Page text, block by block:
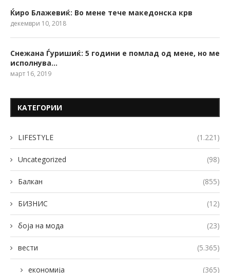
Ќиро Блажевиќ: Во мене тече македонска крв
декември 10, 2018
Снежана Ѓуришиќ: 5 години е помлад од мене, но ме
исполнува…
март 16, 2019
КАТЕГОРИИ
LIFESTYLE (1.221)
Uncategorized (98)
Балкан (855)
БИЗНИС (12)
боја на мода (23)
вести (5.365)
економија (365)